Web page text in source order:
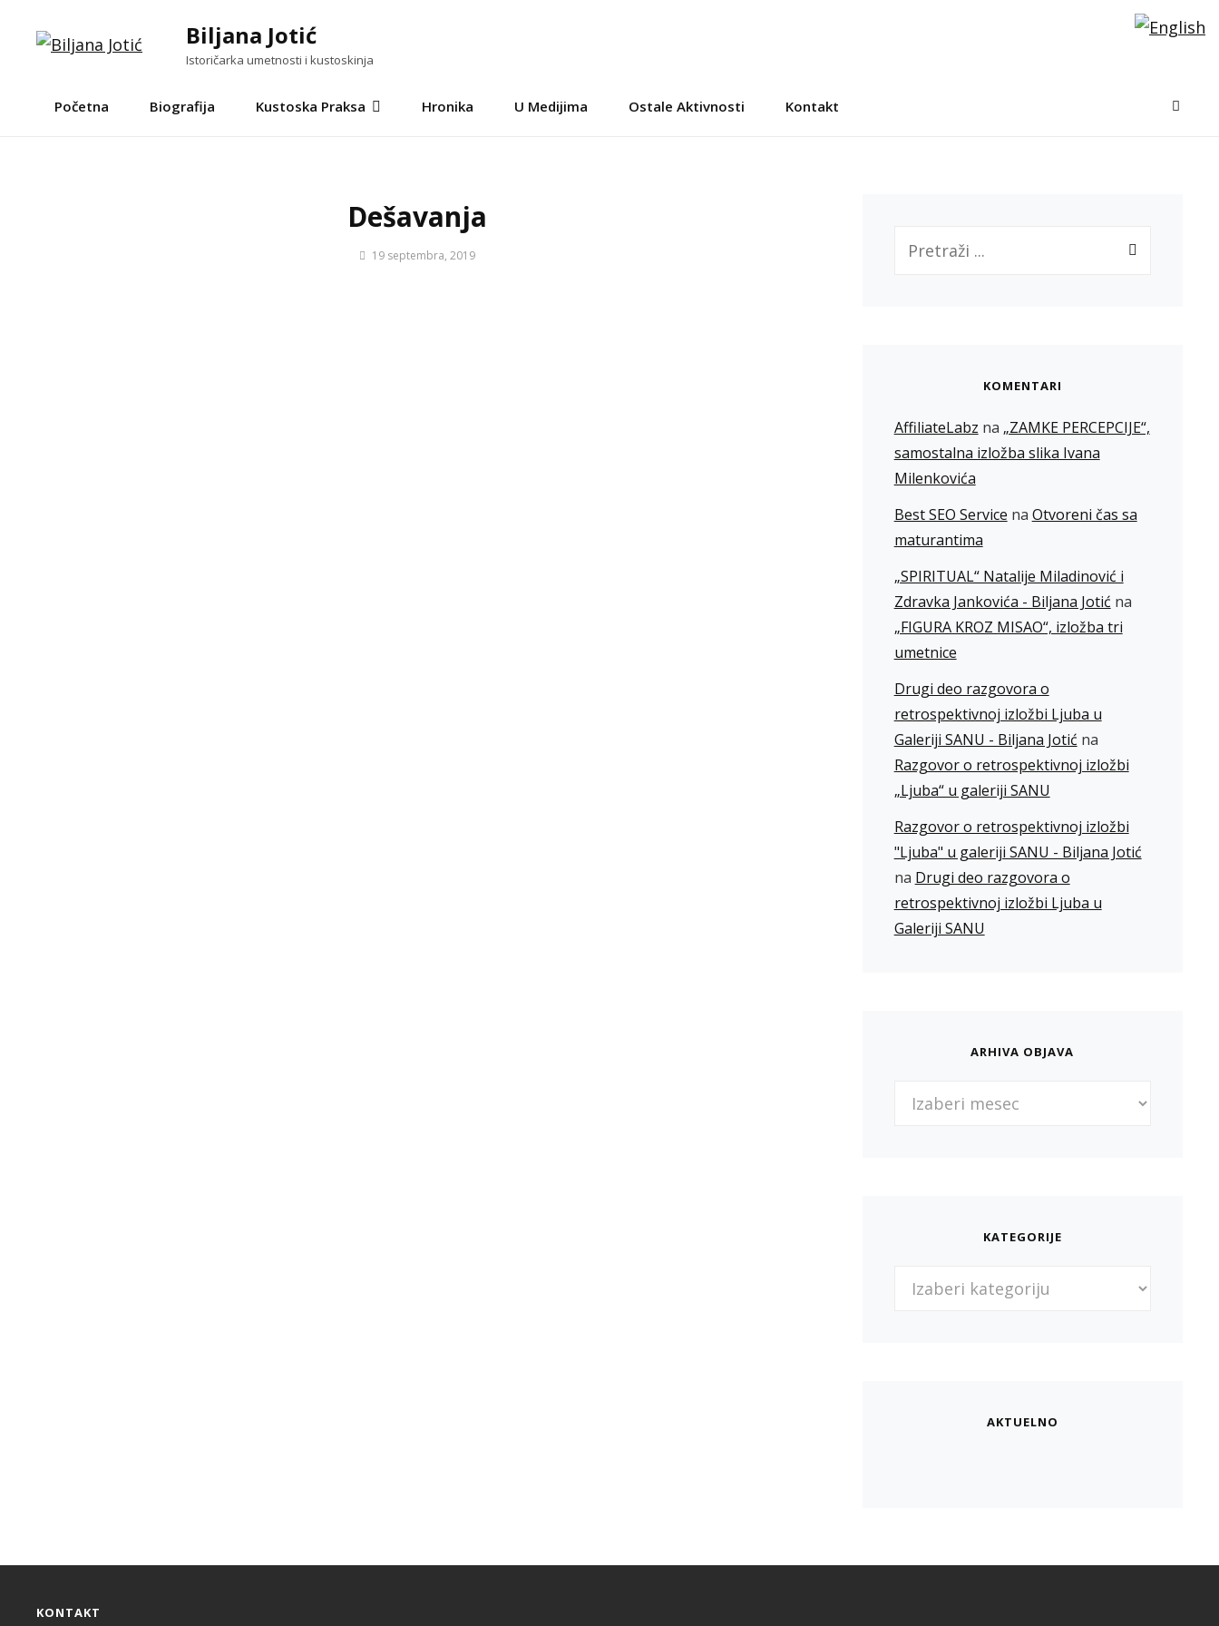
Biljana Jotić
Istoričarka umetnosti i kustoskinja
Početna Biografija Kustoska Praksa Hronika U Medijima Ostale Aktivnosti Kontakt
Dešavanja
19 septembra, 2019
KOMENTARI
AffiliateLabz na „ZAMKE PERCEPCIJE“,
samostalna izložba slika Ivana
Milenkovića
Best SEO Service na Otvoreni čas sa
maturantima
„SPIRITUAL“ Natalije Miladinović i
Zdravka Jankovića - Biljana Jotić na
„FIGURA KROZ MISAO“, izložba tri
umetnice
Drugi deo razgovora o
retrospektivnoj izložbi Ljuba u
Galeriji SANU - Biljana Jotić na
Razgovor o retrospektivnoj izložbi
„Ljuba“ u galeriji SANU
Razgovor o retrospektivnoj izložbi
"Ljuba" u galeriji SANU - Biljana Jotić
na Drugi deo razgovora o
retrospektivnoj izložbi Ljuba u
Galeriji SANU
ARHIVA OBJAVA
KATEGORIJE
AKTUELNO
KONTAKT